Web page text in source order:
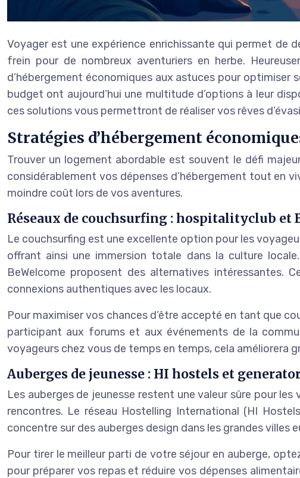
Voyager est une expérience enrichissante qui permet de
frein pour de nombreux aventuriers en herbe.
d’hébergement économiques aux astuces pour
budget ont aujourd’hui une multitude d’options à leur
ces solutions vous permettront de réaliser vos rêves
Stratégies d’hébergement
Trouver un logement abordable est souvent le défi
considérablement vos dépenses d’hébergement tout en
moindre coût lors de vos aventures.
Réseaux de couchsurfing : hospitalityclub et
Le couchsurfing est une excellente option pour les
offrant ainsi une immersion totale dans la culture
BeWelcome proposent des alternatives intéressantes.
connexions authentiques avec les locaux.
Pour maximiser vos chances d’être accepté en tant que
participant aux forums et aux événements de la
voyageurs chez vous de temps en temps, cela améliorera
Auberges de jeunesse : HI hostels et
Les auberges de jeunesse restent une valeur sûre pour
rencontres. Le réseau Hostelling International (HI
concentre sur des auberges design dans les grandes villes
Pour tirer le meilleur parti de votre séjour en auberge,
pour préparer vos repas et réduire vos dépenses